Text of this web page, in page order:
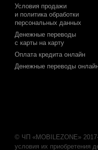
Условия продажи
и политика обработки
персональных данных
Денежные переводы
с карты на карту
Оплата кредита онлайн
Денежные переводы
© ЧП «MOBILEZONE»
условия их приобретения